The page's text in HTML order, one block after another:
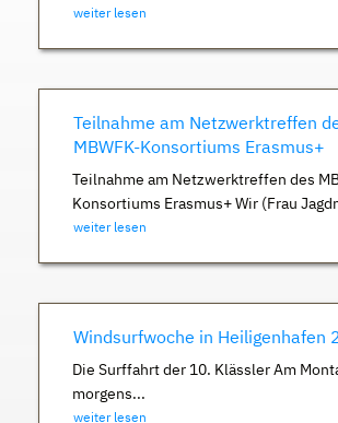
weiter lesen
Teilnahme am Netzwerktreffen
MBWFK-Konsortiums Erasmus+
Teilnahme am Netzwerktreffen des
Konsortiums Erasmus+ Wir (Frau
weiter lesen
Windsurfwoche in Heiligenhafen
Die Surffahrt der 10. Klässler Am
morgens...
weiter lesen